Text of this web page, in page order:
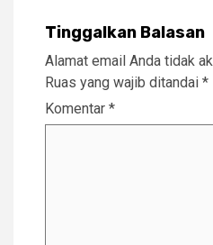
Tinggalkan Balasan
Alamat email Anda tidak
Ruas yang wajib ditandai *
Komentar *